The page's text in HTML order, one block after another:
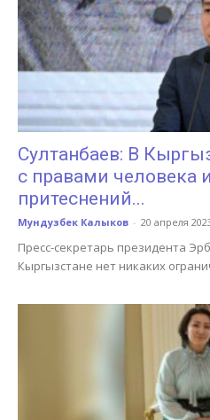
Султанбаев: В
с правами человека
притеснений...
Мундузбек Калыков - 20 апреля
Пресс-секретарь президента
Кыргызстане нет никаких